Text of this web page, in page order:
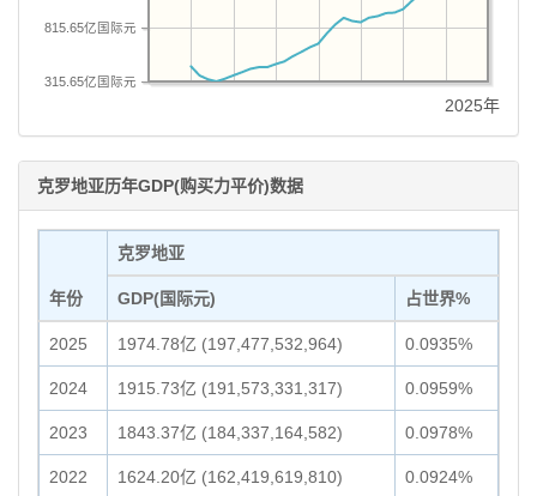
315.65亿国际元
815.65亿国际元
2025年
克罗地亚历年GDP(购买力平价)数据
年份
克罗地亚
GDP(国际元) 占世界%
2025 1974.78亿 (197,477,532,964) 0.0935%
2024 1915.73亿 (191,573,331,317) 0.0959%
2023 1843.37亿 (184,337,164,582) 0.0978%
2022 1624.20亿 (162,419,619,810) 0.0924%